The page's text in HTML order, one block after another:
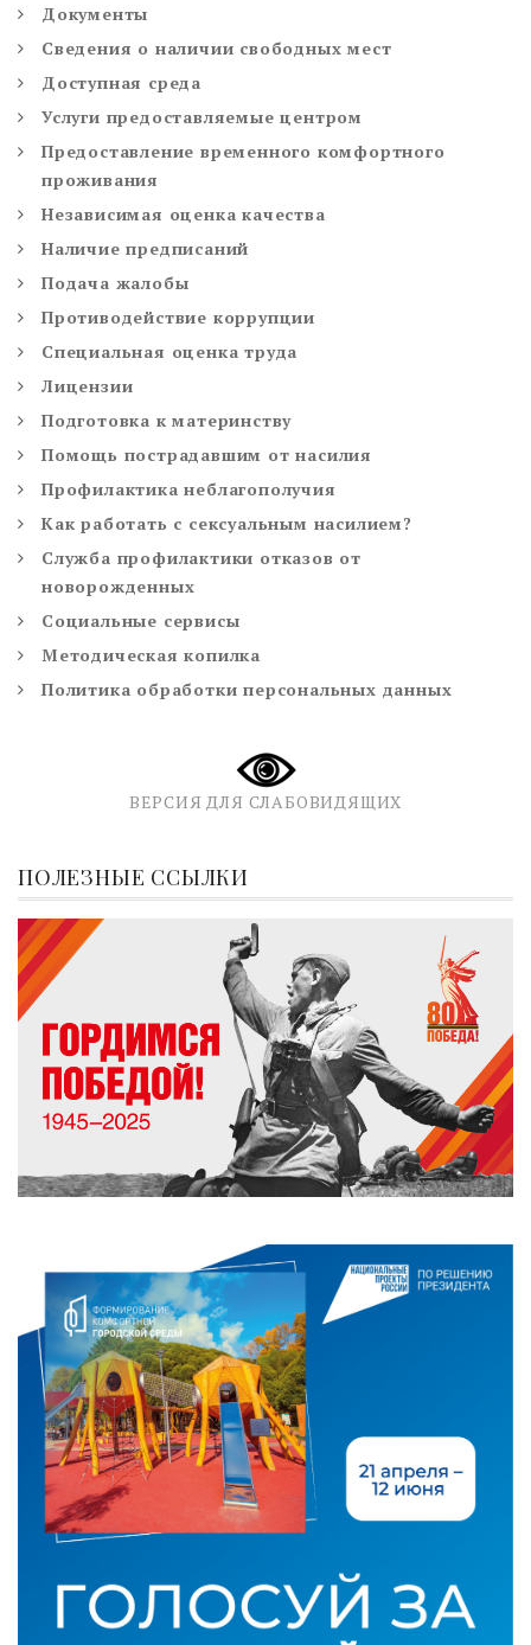
Документы
Сведения о наличии свободных мест
Доступная среда
Услуги предоставляемые центром
Предоставление временного комфортного
проживания
Независимая оценка качества
Наличие предписаний
Подача жалобы
Противодействие коррупции
Специальная оценка труда
Лицензии
Подготовка к материнству
Помощь пострадавшим от насилия
Профилактика неблагополучия
Как работать с сексуальным насилием?
Служба профилактики отказов от
новорожденных
Социальные сервисы
Методическая копилка
Политика обработки персональных данных
ВЕРСИЯ ДЛЯ СЛАБОВИДЯЩИХ
ПОЛЕЗНЫЕ ССЫЛКИ